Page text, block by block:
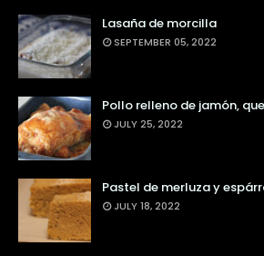
Lasaña de morcilla
SEPTEMBER 05, 2022
Pollo relleno de jamón,
JULY 25, 2022
Pastel de merluza y
JULY 18, 2022